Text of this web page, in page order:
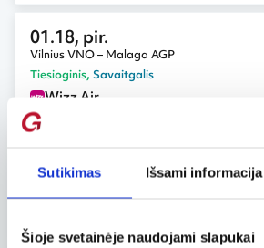
Sutikimas Išsami informacija
Šioje svetainėje naudojami slapukai
01.18, pir.
Vilnius VNO – Malaga AGP
Tiesioginis, Savaitgalis
Wizz Air
Vilnius VNO – Malaga AGP